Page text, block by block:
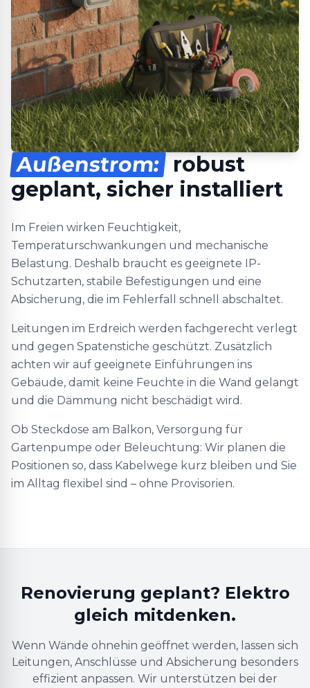
Außenstrom: robust
geplant, sicher installiert
Im Freien wirken Feuchtigkeit,
Temperaturschwankungen und mechanische
Belastung. Deshalb braucht es geeignete IP-
Schutzarten, stabile Befestigungen und eine
Absicherung, die im Fehlerfall schnell abschaltet.
Leitungen im Erdreich werden fachgerecht verlegt
und gegen Spatenstiche geschützt. Zusätzlich
achten wir auf geeignete Einführungen ins
Gebäude, damit keine Feuchte in die Wand gelangt
und die Dämmung nicht beschädigt wird.
Ob Steckdose am Balkon, Versorgung für
Gartenpumpe oder Beleuchtung: Wir planen die
Positionen so, dass Kabelwege kurz bleiben und Sie
im Alltag flexibel sind – ohne Provisorien.
Renovierung geplant? Elektro
gleich mitdenken.
Wenn Wände ohnehin geöffnet werden, lassen sich
Leitungen, Anschlüsse und Absicherung besonders
effizient anpassen. Wir unterstützen bei der